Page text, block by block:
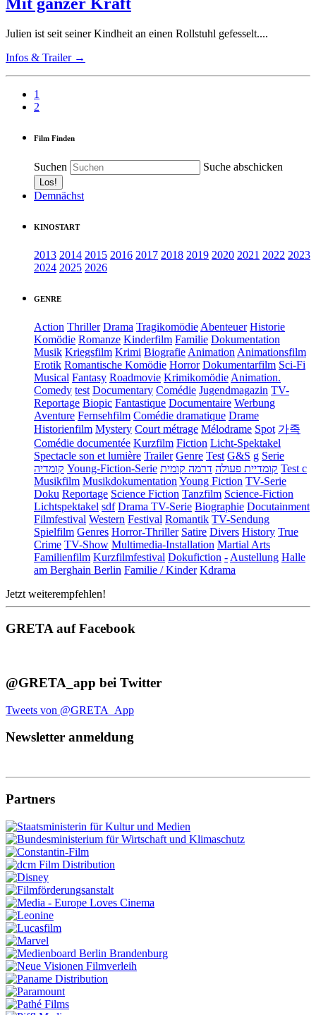
Julien ist seit seiner Kindheit an einen Rollstuhl gefesselt....
Infos & Trailer →
1
2
Film Finden
Suchen Suche abschicken
Demnächst
KINOSTART
2013 2014 2015 2016 2017 2018 2019 2020 2021 2022 2023
2024 2025 2026
GENRE
Action Thriller Drama Tragikomödie Abenteuer Historie
Komödie Romanze Kinderfilm Familie Dokumentation
Musik Kriegsfilm Krimi Biografie Animation Animationsfilm
Erotik Romantische Komödie Horror Dokumentarfilm Sci-Fi
Musical Fantasy Roadmovie Krimikomödie Animation.
Comedy test Documentary Comédie Jugendmagazin TV-
Reportage Biopic Fantastique Documentaire Werbung
Aventure Fernsehfilm Comédie dramatique Drame
Historienfilm Mystery Court métrage Mélodrame Spot 가족
Comédie documentée Kurzfilm Fiction Licht-Spektakel
Spectacle son et lumière Trailer Genre Test G&S g Serie
קומדיה Young-Fiction-Serie קומדיית פעולה דרמה קומית
Test c
Musikfilm Musikdokumentation Young Fiction TV-Serie
Doku Reportage Science Fiction Tanzfilm Science-Fiction
Lichtspektakel sdf Drama TV-Serie Biographie Docutainment
Filmfestival Western Festival Romantik TV-Sendung
Spielfilm Genres Horror-Thriller Satire Divers History True
Crime TV-Show Multimedia-Installation Martial Arts
Familienfilm Kurzfilmfestival Dokufiction - Austellung Halle
am Berghain Berlin Familie / Kinder Kdrama
Jetzt weiterempfehlen!
GRETA auf Facebook
@GRETA_app bei Twitter
Tweets von @GRETA_App
Newsletter anmeldung
Partners